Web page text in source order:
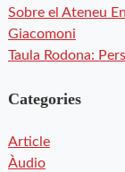
Sobre el Ateneu
Giacomoni
Taula Rodona:
Categories
Article
Àudio